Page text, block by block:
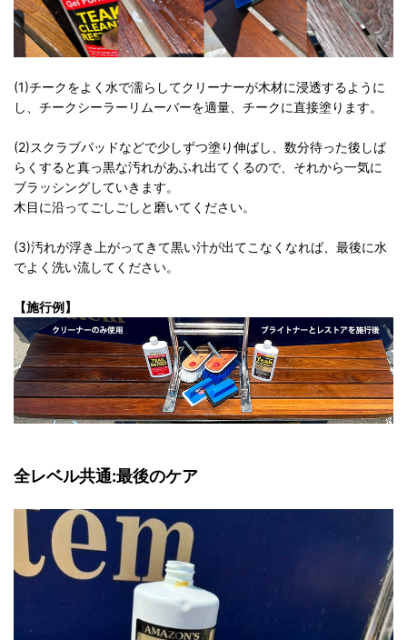
(1)チークをよく水で濡らしてクリーナーが木材に浸透するように
し、チークシーラーリムーバーを適量、チークに直接塗ります。
(2)スクラブパッドなどで少しずつ塗り伸ばし、数分待った後しば
らくすると真っ黒な汚れがあふれ出てくるので、それから一気に
ブラッシングしていきます。
木目に沿ってごしごしと磨いてください。
(3)汚れが浮き上がってきて黒い汁が出てこなくなれば、最後に水
でよく洗い流してください。
【施行例】
全レベル共通:最後のケア